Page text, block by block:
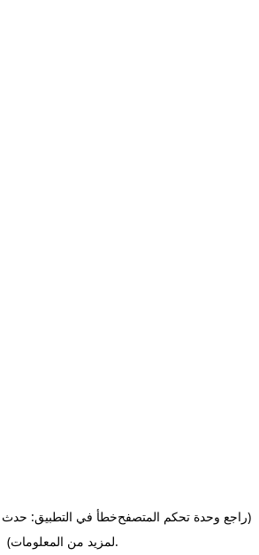
خطأ في التطبيق: حدث(راجع وحدة تحكم المتصفح
لمزيد من المعلومات).